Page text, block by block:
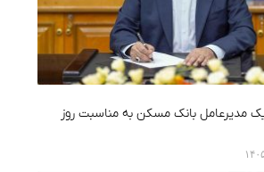
مدیرعامل بانک مسکن به مناسبت روز